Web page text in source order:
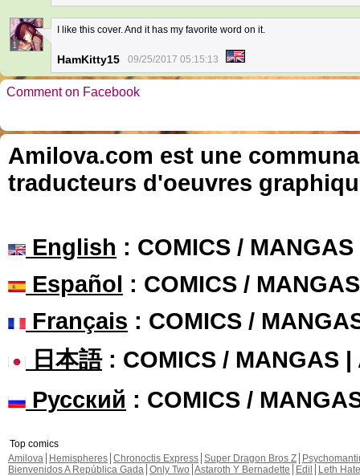
1
I like this cover. And it has my favorite word on it.
HamKitty15 09/25/2017 05:15:13
Comment on Facebook
Amilova.com est une
traducteurs d'oeuvres
English : COMICS /
Español : COMICS /
Français : COMICS /
日本語: COMICS / MANGAS |
Русский : COMICS /
Top comics
Amilova
Hemispheres Chronoctis Express Super Dragon Bros Z
Bienvenidos A República Gada Only Two Astaroth Y Bernadette Edil
Leth Hate